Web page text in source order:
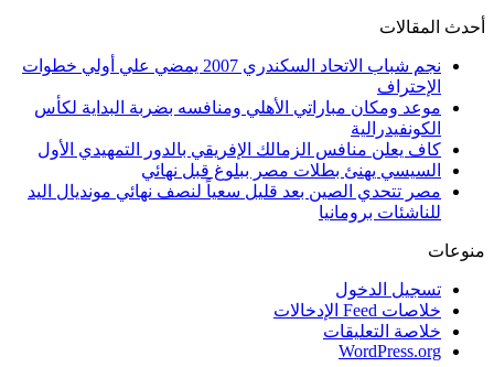
أحدث المقالات
نجم شباب الاتحاد السكندري 2007 يمضي علي أولي خطوات
الإحتراف
موعد ومكان مباراتي الأهلي ومنافسه بضربة البداية لكأس
الكونفيدرالية
كاف يعلن منافس الزمالك الإفريقي بالدور التمهيدي الأول
السيسي يهنئ بطلات مصر ببلوغ قبل نهائي
مصر تتحدي الصين بعد قليل سعياً لنصف نهائي مونديال اليد
للناشئات برومانيا
منوعات
تسجيل الدخول
خلاصات Feed الإدخالات
خلاصة التعليقات
WordPress.org